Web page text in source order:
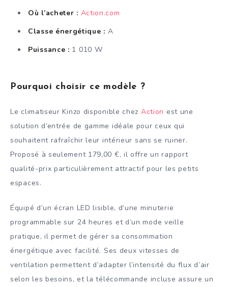
Où l’acheter : Action.com
Classe énergétique : A
Puissance : 1 010 W
Pourquoi choisir ce modèle ?
Le climatiseur Kinzo disponible chez Action est une
solution d’entrée de gamme idéale pour ceux qui
souhaitent rafraîchir leur intérieur sans se ruiner.
Proposé à seulement 179,00 €, il offre un rapport
qualité-prix particulièrement attractif pour les petits
espaces.
Équipé d’un écran LED lisible, d’une minuterie
programmable sur 24 heures et d’un mode veille
pratique, il permet de gérer sa consommation
énergétique avec facilité. Ses deux vitesses de
ventilation permettent d’adapter l’intensité du flux d’air
selon les besoins, et la télécommande incluse assure un